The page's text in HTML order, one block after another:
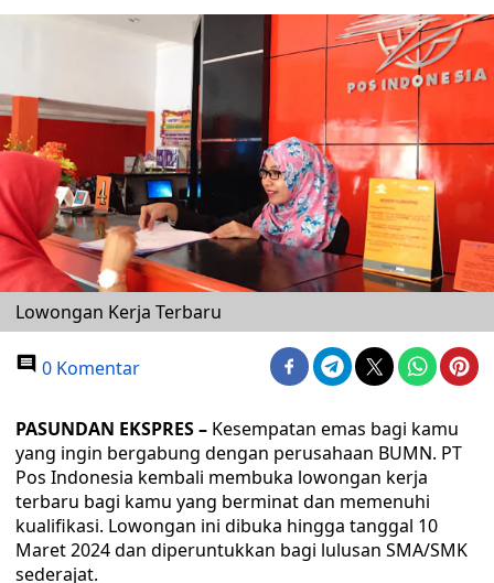
Lowongan Kerja Terbaru
0 Komentar
PASUNDAN EKSPRES – Kesempatan emas bagi kamu
yang ingin bergabung dengan perusahaan BUMN. PT
Pos Indonesia kembali membuka lowongan kerja
terbaru bagi kamu yang berminat dan memenuhi
kualifikasi. Lowongan ini dibuka hingga tanggal 10
Maret 2024 dan diperuntukkan bagi lulusan SMA/SMK
sederajat.